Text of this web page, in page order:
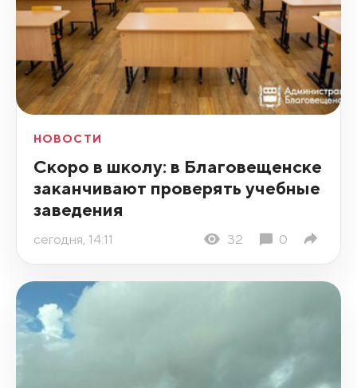
НОВОСТИ
Скоро в школу: в Благовещенске
заканчивают проверять учебные
заведения
сегодня, 14:11 32 0